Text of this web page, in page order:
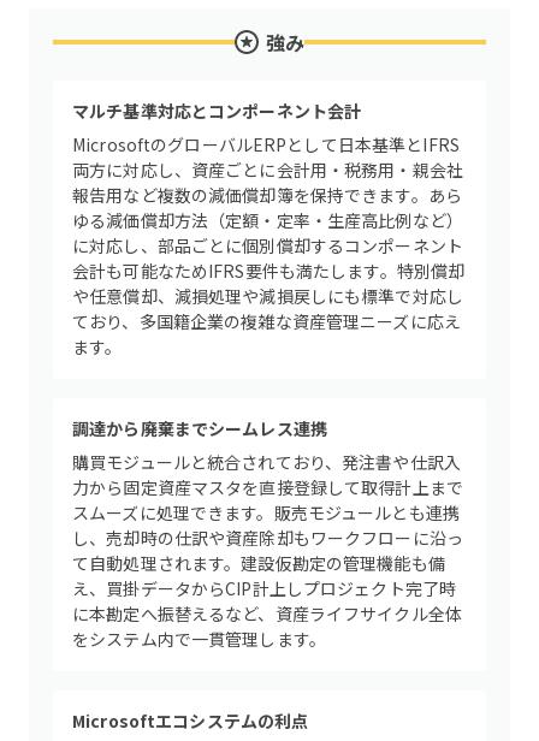
強み
マルチ基準対応とコンポーネント会計
MicrosoftのグローバルERPとして日本基準とIFRS
両方に対応し、資産ごとに会計用・税務用・親会社
報告用など複数の減価償却簿を保持できます。あら
ゆる減価償却方法（定額・定率・生産高比例など）
に対応し、部品ごとに個別償却するコンポーネント
会計も可能なためIFRS要件も満たします。特別償却
や任意償却、減損処理や減損戻しにも標準で対応し
ており、多国籍企業の複雑な資産管理ニーズに応え
ます。
調達から廃棄までシームレス連携
購買モジュールと統合されており、発注書や仕訳入
力から固定資産マスタを直接登録して取得計上まで
スムーズに処理できます。販売モジュールとも連携
し、売却時の仕訳や資産除却もワークフローに沿っ
て自動処理されます。建設仮勘定の管理機能も備
え、買掛データからCIP計上しプロジェクト完了時
に本勘定へ振替えるなど、資産ライフサイクル全体
をシステム内で一貫管理します。
Microsoftエコシステムの利点